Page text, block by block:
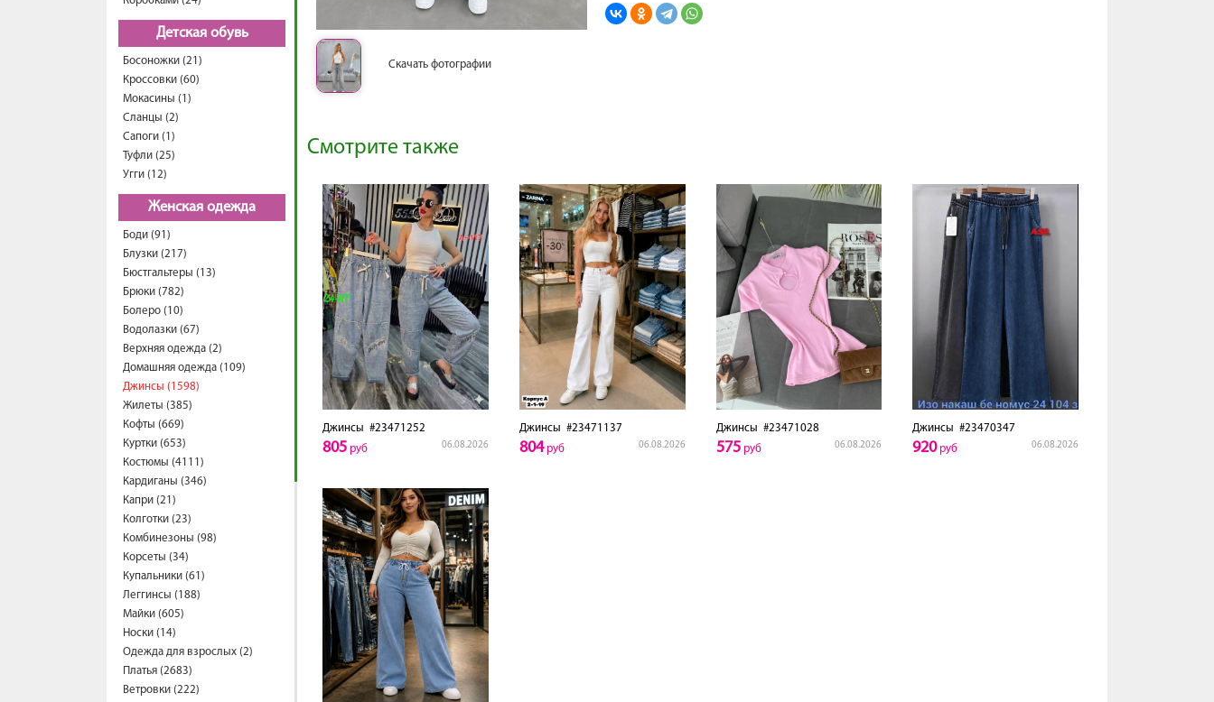
Детская обувь
Босоножки (21)
Кроссовки (60)
Мокасины (1)
Сланцы (2)
Сапоги (1)
Туфли (25)
Угги (12)
Женская одежда
Боди (91)
Блузки (217)
Бюстгальтеры (13)
Брюки (782)
Болеро (10)
Водолазки (67)
Верхняя одежда (2)
Домашняя одежда (109)
Джинсы (1598)
Жилеты (385)
Кофты (669)
Куртки (653)
Костюмы (4111)
Кардиганы (346)
Капри (21)
Колготки (23)
Комбинезоны (98)
Корсеты (34)
Купальники (61)
Леггинсы (188)
Майки (605)
Носки (14)
Одежда для взрослых (2)
Платья (2683)
Ветровки (222)
Скачать фотографии
Смотрите также
Джинсы #23471252
06.08.2026
805 руб
Джинсы #23471137
06.08.2026
804руб
Джинсы #23471028
06.08.2026
575руб
Джинсы #23470347
06.08.2026
920руб